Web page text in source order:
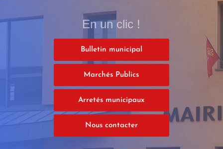
En un clic !
Bulletin municipal
Marchés Publics
Arretés municipaux
Nous contacter